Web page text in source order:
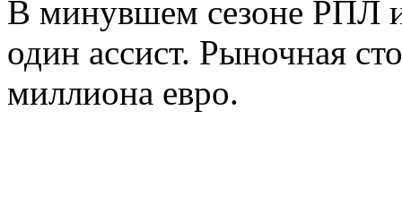
В минувшем сезоне РПЛ
один ассист. Рыночная
миллиона евро.